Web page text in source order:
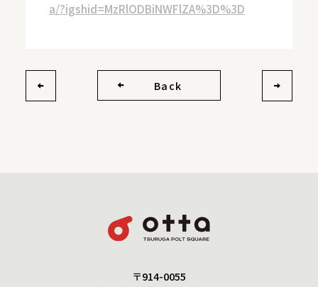
a/?igshid=MzRlODBiNWFlZA%3D%3D
Back
〒914-0055